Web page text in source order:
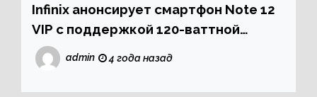
Infinix анонсирует смартфон Note 12
VIP с поддержкой 120-ваттной
зарядки Hyper Charge
admin 4 года назад